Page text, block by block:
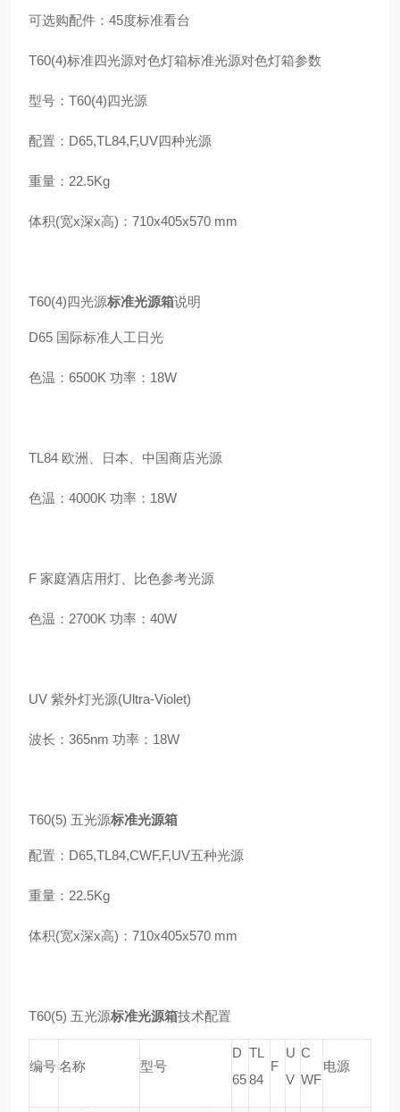
可选购配件：45度标准看台
T60(4)标准四光源对色灯箱标准光源对色灯箱参数
型号：T60(4)四光源
配置：D65,TL84,F,UV四种光源
重量：22.5Kg
体积(宽x深x高)：710x405x570 mm
T60(4)四光源标准光源箱说明
D65 国际标准人工日光
色温：6500K 功率：18W
TL84 欧洲、日本、中国商店光源
色温：4000K 功率：18W
F 家庭酒店用灯、比色参考光源
色温：2700K 功率：40W
UV 紫外灯光源(Ultra-Violet)
波长：365nm 功率：18W
T60(5) 五光源标准光源箱
配置：D65,TL84,CWF,F,UV五种光源
重量：22.5Kg
体积(宽x深x高)：710x405x570 mm
T60(5) 五光源标准光源箱技术配置
编号名称 型号
D
65
TL
84
F
U
V
C
WF
电源